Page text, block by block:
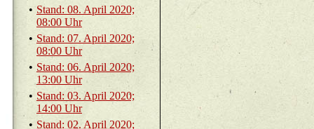
• Stand: 08. April 2020;
08:00 Uhr
• Stand: 07. April 2020;
08:00 Uhr
• Stand: 06. April 2020;
13:00 Uhr
• Stand: 03. April 2020;
14:00 Uhr
• Stand: 02. April 2020;